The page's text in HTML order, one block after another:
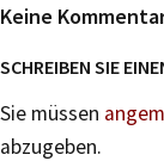
Keine
SCHREIBEN SIE
Sie müssen
abzugeben.